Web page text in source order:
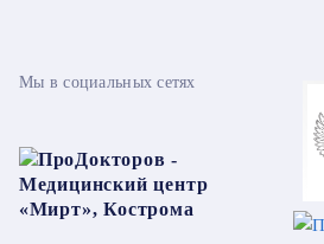
Мы в социальных сетях